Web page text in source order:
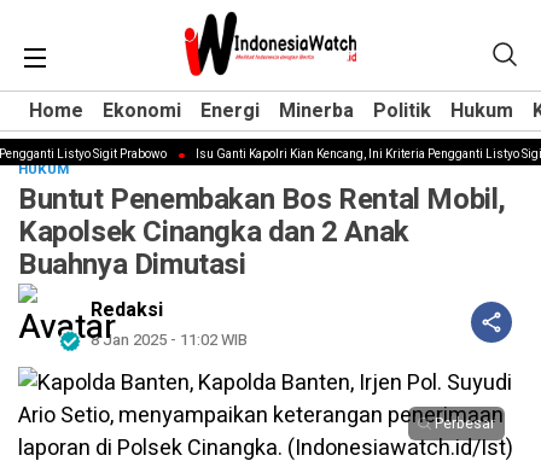
Home Ekonomi Energi Minerba Politik Hukum
Home Ekonomi Energi Minerba Politik Hukum
Listyo Sigit Prabowo Isu Ganti Kapolri Kian Kencang, Ini Kriteria Pengganti Listyo Sigit
HUKUM
‎Buntut Penembakan Bos Rental Mobil,
Kapolsek Cinangka dan 2 Anak
Buahnya Dimutasi
Redaksi
8 Jan 2025 - 11:02 WIB
Perbesar